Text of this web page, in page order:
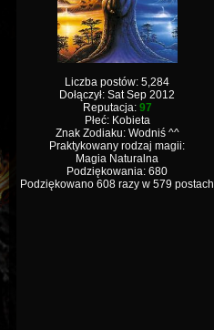
Liczba postów: 5,284
Dołączył: Sat Sep 2012
Reputacja: 97
Płeć: Kobieta
Znak Zodiaku: Wodniś ^^
Praktykowany rodzaj magii:
Magia Naturalna
Podziękowania: 680
Podziękowano 608 razy w 579 postach